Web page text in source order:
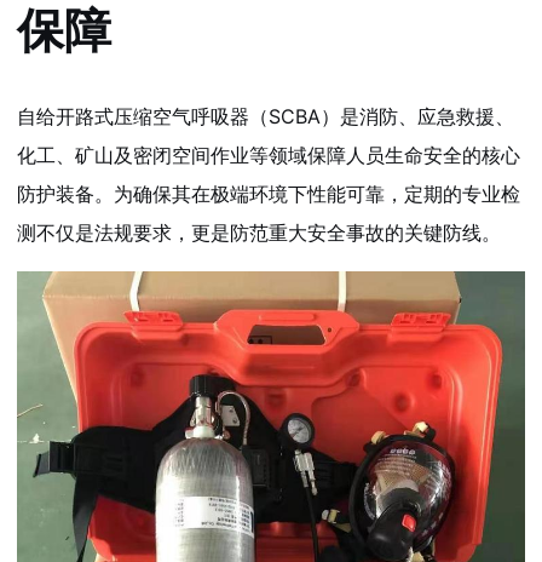
保障
自给开路式压缩空气呼吸器（SCBA）是消防、应急救援、
化工、矿山及密闭空间作业等领域保障人员生命安全的核心
防护装备。为确保其在极端环境下性能可靠，定期的专业检
测不仅是法规要求，更是防范重大安全事故的关键防线。